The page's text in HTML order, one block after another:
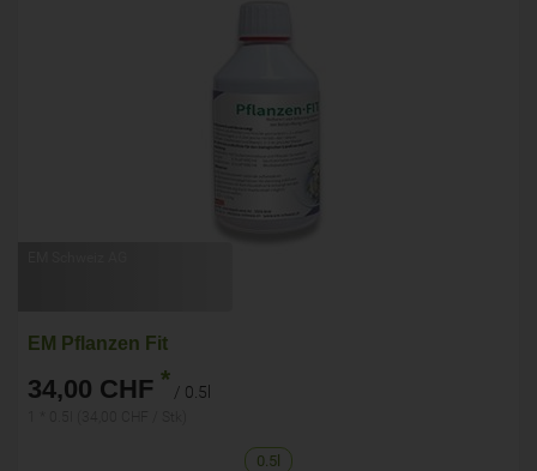
EM Pflanzen Fit
34,00 CHF * / 0.5l
0.5l